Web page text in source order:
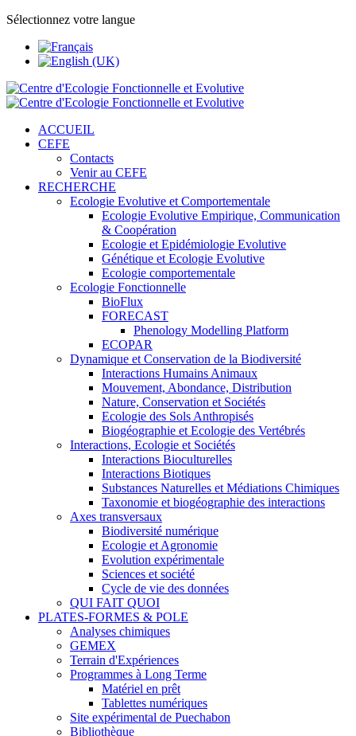
Sélectionnez votre langue
ACCUEIL
CEFE
Contacts
Venir au CEFE
RECHERCHE
Ecologie Evolutive et Comportementale
Ecologie Evolutive Empirique, Communication
& Coopération
Ecologie et Epidémiologie Evolutive
Génétique et Ecologie Evolutive
Ecologie comportementale
Ecologie Fonctionnelle
BioFlux
FORECAST
Phenology Modelling Platform
ECOPAR
Dynamique et Conservation de la Biodiversité
Interactions Humains Animaux
Mouvement, Abondance, Distribution
Nature, Conservation et Sociétés
Ecologie des Sols Anthropisés
Biogéographie et Ecologie des Vertébrés
Interactions, Ecologie et Sociétés
Interactions Bioculturelles
Interactions Biotiques
Substances Naturelles et Médiations Chimiques
Taxonomie et biogéographie des interactions
Axes transversaux
Biodiversité numérique
Ecologie et Agronomie
Evolution expérimentale
Sciences et société
Cycle de vie des données
QUI FAIT QUOI
PLATES-FORMES & POLE
Analyses chimiques
GEMEX
Terrain d'Expériences
Programmes à Long Terme
Matériel en prêt
Tablettes numériques
Site expérimental de Puechabon
Bibliothèque